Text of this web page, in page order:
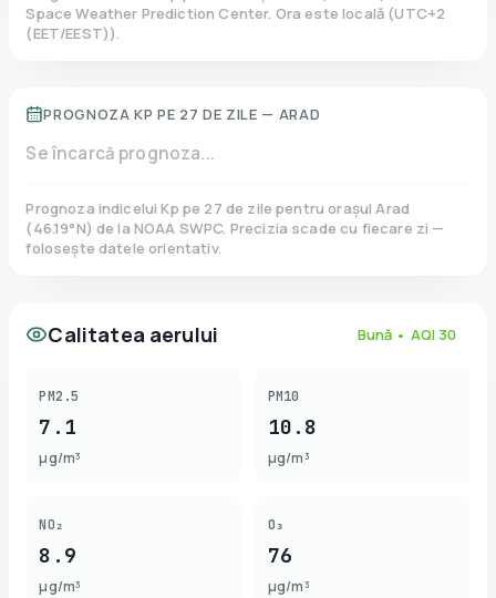
Space Weather Prediction Center. Ora este locală (UTC+2
(EET/EEST)).
PROGNOZA KP PE 27 DE ZILE — ARAD
Se încarcă prognoza...
Prognoza indicelui Kp pe 27 de zile pentru orașul Arad
(46.19°N)de la NOAA SWPC. Precizia scade cu fiecare zi —
folosește datele orientativ.
Calitatea aerului Bună • AQI 30
PM2.5
7.1
µg/m³
PM10
10.8
µg/m³
NO₂
8.9
µg/m³
O₃
76
µg/m³